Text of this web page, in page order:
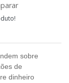
sobre
de
dinheiro